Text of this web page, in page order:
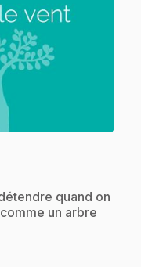
quand on
un arbre